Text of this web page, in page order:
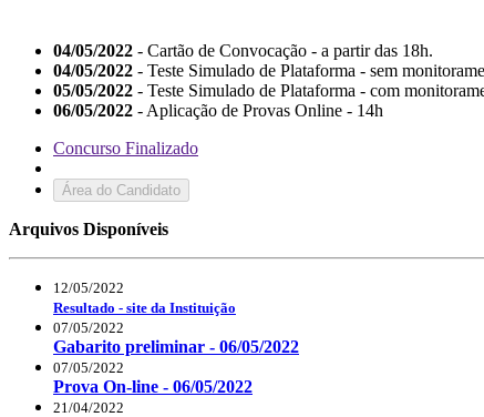
04/05/2022 - Cartão de Convocação - a partir das 18h.
04/05/2022 - Teste Simulado de Plataforma - sem
05/05/2022 - Teste Simulado de Plataforma - com
06/05/2022 - Aplicação de Provas Online - 14h
Concurso Finalizado
Área do Candidato
Arquivos Disponíveis
12/05/2022
Resultado - site da Instituição
07/05/2022
Gabarito preliminar - 06/05/2022
07/05/2022
Prova On-line - 06/05/2022
21/04/2022